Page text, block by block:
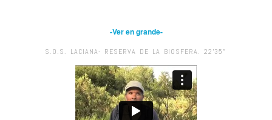
-Ver en grande-
S.O.S. LACIANA- RESERVA DE LA BIOSFERA. 22’35”